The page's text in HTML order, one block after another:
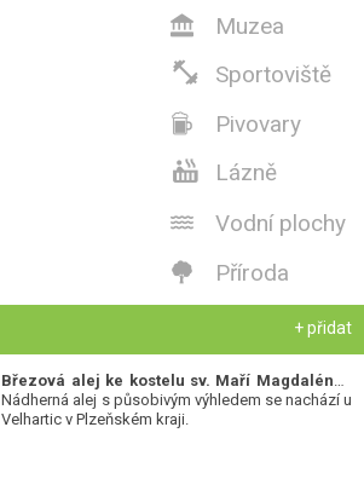
 Muzea
 Sportoviště
 Pivovary
 Lázně
 Vodní plochy
 Příroda
+ přidat
Nádherná alej s působivým výhledem se nachází u
Velhartic v Plzeňském kraji.